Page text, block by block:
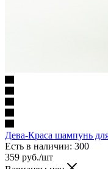
Дева-Краса шампунь
Есть в наличии: 300
359 руб./шт